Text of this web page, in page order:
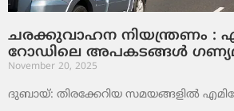
ചരക്കുവാഹന നിയന്ത്രണം :
റോഡിലെ അപകടങ്ങൾ
November 20, 2025
ദുബായ്: തിരക്കേറിയ സമയങ്ങളിൽ